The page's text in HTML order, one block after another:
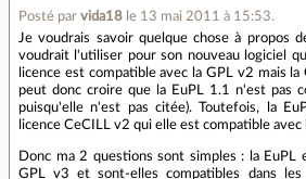
Posté par vida18 le 13 mai 2011 à 15:53.
Je voudrais savoir quelque chose à propos
voudrait l'utiliser pour son nouveau logiciel
licence est compatible avec la GPL v2 mais
peut donc croire que la EuPL 1.1 n'est pas
puisqu'elle n'est pas citée). Toutefois, la
licence CeCILL v2 qui elle est compatible avec
Donc ma 2 questions sont simples : la EuPL
GPL v3 et sont-elles compatibles dans les